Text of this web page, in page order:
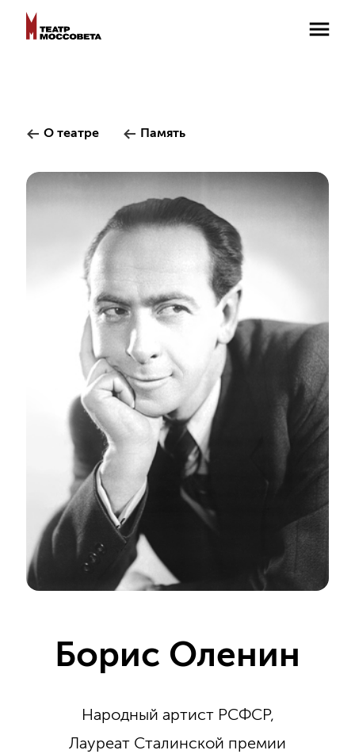
О театре Память
Борис Оленин
Народный артист РСФСР,
Лауреат Сталинской премии